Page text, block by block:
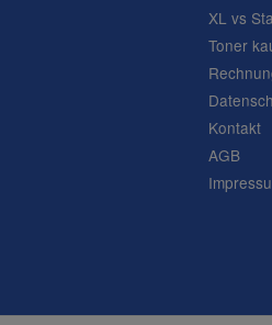
Frage abschicken
XL vs
Toner
Kontakt
AGB